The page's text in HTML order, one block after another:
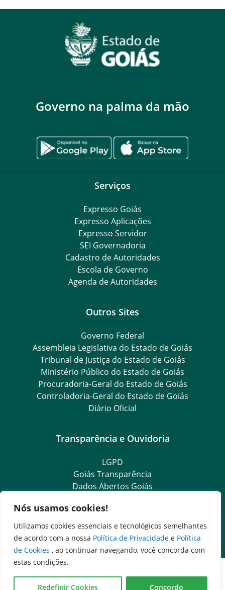
Nós usamos cookies!
Utilizamos cookies essenciais e tecnológicos semelhantes
de acordo com a nossa Política de Privacidade e Política
de Cookies , ao continuar navegando, você concorda com
estas condições.
Redefinir Cookies Concordo
Governo na palma da mão
Serviços
Expresso Goiás
Expresso Aplicações
Expresso Servidor
SEI Governadoria
Cadastro de Autoridades
Escola de Governo
Agenda de Autoridades
Outros Sites
Governo Federal
Assembleia Legislativa do Estado de Goiás
Tribunal de Justiça do Estado de Goiás
Ministério Público do Estado de Goiás
Procuradoria-Geral do Estado de Goiás
Controladoria-Geral do Estado de Goiás
Diário Oficial
Transparência e Ouvidoria
LGPD
Goiás Transparência
Dados Abertos Goiás
e-SIC – Serviço Eletrônico de Informação ao Cidadão
Ouvidoria Setorial (Expresso)
Ouvidoria Setorial (Presencial)